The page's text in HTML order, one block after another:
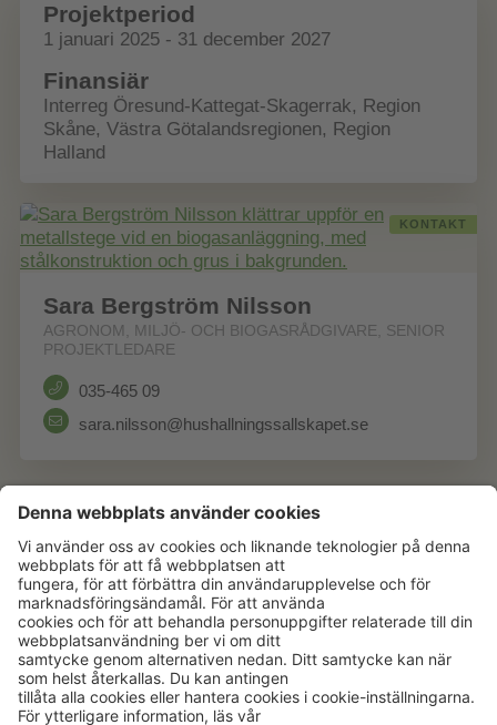
Projektperiod
1 januari 2025 - 31 december 2027
Finansiär
Interreg Öresund-Kattegat-Skagerrak, Region
Skåne, Västra Götalandsregionen, Region
Halland
KONTAKT
Sara Bergström Nilsson
AGRONOM, MILJÖ- OCH BIOGASRÅDGIVARE, SENIOR
PROJEKTLEDARE
035-465 09
sara.nilsson@hushallningssallskapet.se